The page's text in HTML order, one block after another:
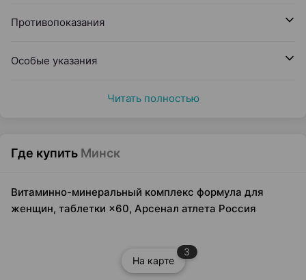
Противопоказания
Особые указания
Читать полностью
Где купить Минск
Витаминно-минеральный комплекс формула для
женщин, таблетки ×60, Арсенал атлета Россия
На карте
3